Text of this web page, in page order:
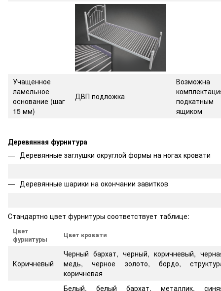
Учащенное
ламельное
основание (шаг
15 мм)
ДВП подложка
Возможна
подкатным
ящиком
Деревянная фурнитура
Деревянные заглушки округлой формы на ногах кровати
Деревянные шарики на окончании завитков
Стандартно цвет фурнитуры соответствует таблице:
Цвет
фурнитуры
Цвет кровати
Коричневый
Черный бархат, черный, коричневый,
медь, черное золото, бордо,
коричневая
Белый, белый бархат, металлик,